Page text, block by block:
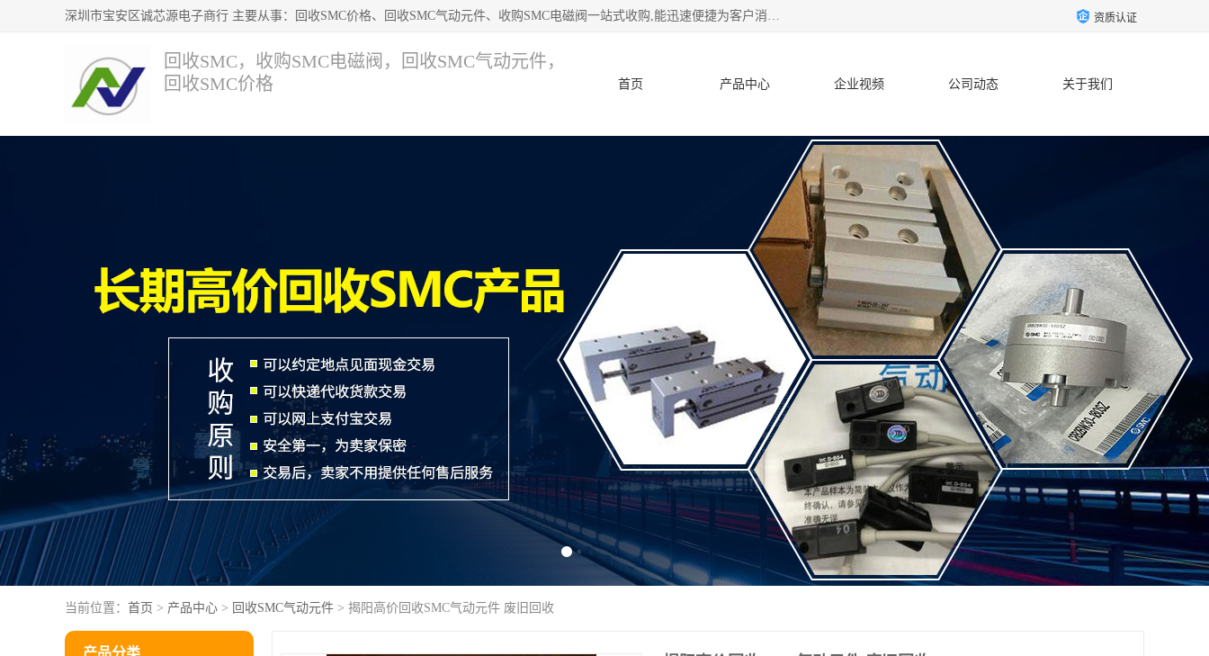
深圳市宝安区诚芯源电子商行 主要从事：回收SMC价格、回收SMC气动元件、收购SMC电磁阀一站式收购,能迅速便捷为客户消化库存、减少仓储、回笼资金，我们交易灵活方便，现金支付，价格优势合理，在业务方面赢得广大客户的一致好评 热情欢迎有库存需要处理的客户 请尽快联系我们 资质认证
回收SMC，收购SMC电磁阀，回收SMC气动元件，
回收SMC价格
首页 产品中心 企业视频 公司动态 关于我们
当前位置： 首页 > 产品中心 > 回收SMC气动元件 > 揭阳高价回收SMC气动元件 废旧回收
产品分类